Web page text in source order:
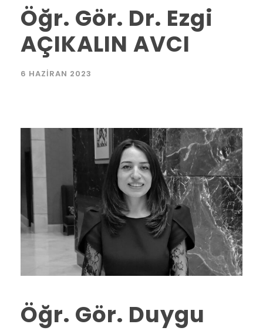
Öğr. Gör. Dr. Ezgi
AÇIKALIN AVCI
6 HAZIRAN 2023
Öğr. Gör. Duygu